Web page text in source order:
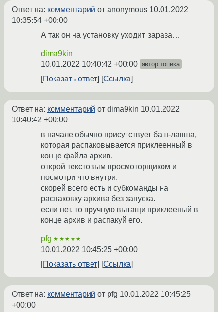
Ответ на: комментарий от anonymous 10.01.2022
10:35:54 +00:00
А так он на установку уходит, зараза…
dima9kin
10.01.2022 10:40:42 +00:00 автор топика
Показать ответ Ссылка
Ответ на: комментарий от dima9kin 10.01.2022
10:40:42 +00:00
в начале обычно присутствует баш-лапша,
которая распаковывается приклеенный в
конце файла архив.
открой текстовым просмоторщиком и
посмотри что внутри.
скорей всего есть и субкоманды на
распаковку архива без запуска.
если нет, то вручную вытащи приклееный в
конце архив и распакуй его.
pfg ★★★★★
10.01.2022 10:45:25 +00:00
Показать ответ
Ссылка
Ответ на: комментарий от pfg 10.01.2022 10:45:25
+00:00